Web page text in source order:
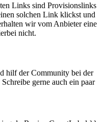
Links sind Provisionslinks
solchen Link klickst und
wir vom Anbieter eine
nicht.
hilf der Community bei der
gerne auch ein paar